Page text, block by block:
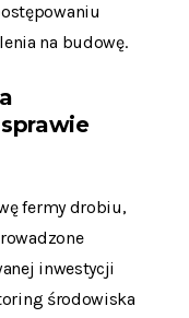
na budowę.
fermy drobiu,
inwestycji
środowiska